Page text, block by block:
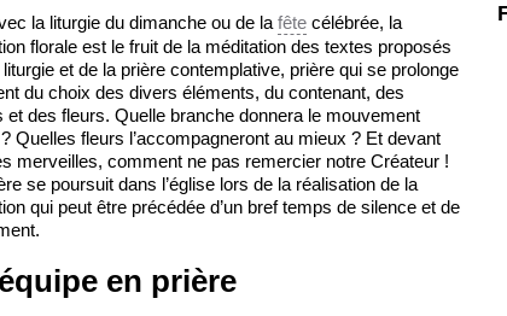
la liturgie du dimanche ou de la fête célébrée, la
florale est le fruit de la méditation des textes proposés
et de la prière contemplative, prière qui se prolonge
du choix des divers éléments, du contenant, des
et des fleurs. Quelle branche donnera le mouvement
Quelles fleurs l’accompagneront au mieux ? Et devant
merveilles, comment ne pas remercier notre Créateur !
se poursuit dans l’église lors de la réalisation de la
qui peut être précédée d’un bref temps de silence et de
en prière